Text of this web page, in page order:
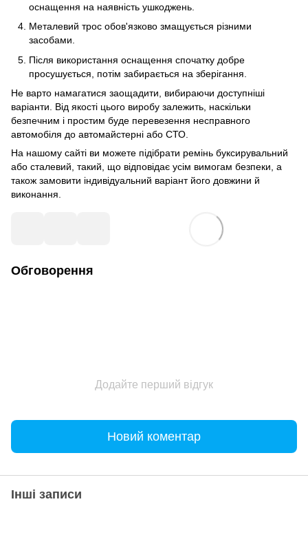
оснащення на наявність ушкоджень.
Металевий трос обов'язково змащується різними
засобами.
Після використання оснащення спочатку добре
просушується, потім забирається на зберігання.
Не варто намагатися заощадити, вибираючи доступніші
варіанти. Від якості цього виробу залежить, наскільки
безпечним і простим буде перевезення несправного
автомобіля до автомайстерні або СТО.
На нашому сайті ви можете підібрати ремінь буксирувальний
або сталевий, такий, що відповідає усім вимогам безпеки, а
також замовити індивідуальний варіант його довжини й
виконання.
Обговорення
Додайте перший відгук
Новий коментар
Інші записи